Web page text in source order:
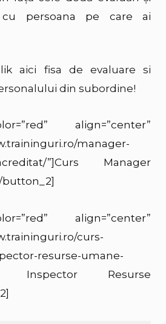
cu persoana pe care ai
aici fisa de evaluare si
din subordine!
align=”center”
manager-
”]Curs Manager
align=”center”
curs-
resurse-umane-
Inspector Resurse